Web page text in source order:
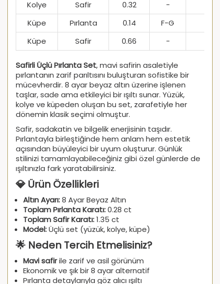
Kolye Safir 0.32 -
Küpe
Pırlanta 0.14 F-G
Küpe
Safir 0.66 -
Safirli Üçlü Pırlanta Set, mavi safirin asaletiyle
pırlantanın zarif parıltısını buluşturan sofistike bir
mücevherdir. 8 ayar beyaz altın üzerine işlenen
taşlar, sade ama etkileyici bir ışıltı sunar. Yüzük,
kolye ve küpeden oluşan bu set, zarafetiyle her
dönemin klasik seçimi olmuştur.
Safir, sadakatin ve bilgelik enerjisinin taşıdır.
Pırlantayla birleştiğinde hem anlam hem estetik
açısından büyüleyici bir uyum oluşturur. Günlük
stilinizi tamamlayabileceğiniz gibi özel günlerde de
ışıltınızla fark yaratabilirsiniz.
💎 Ürün Özellikleri
Altın Ayarı:8 Ayar Beyaz Altın
Toplam Pırlanta Karatı:0.28 ct
Toplam Safir Karatı:1.35 ct
Model:Üçlü set (yüzük, kolye, küpe)
🌟 Neden Tercih Etmelisiniz?
Mavi safirile zarif ve asil görünüm
Ekonomik ve şık bir 8 ayar alternatif
Pırlanta detaylarıyla göz alıcı ışıltı